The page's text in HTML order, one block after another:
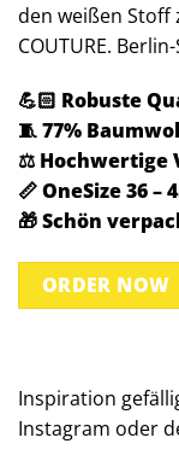
den weißen Stoff
COUTURE.
💪🏻 Robuste
🧵 77%
⚖️ Hochwertige
📏 OneSize 36 –
🎁 Schön
ORDER NOW
Inspiration
Instagram oder